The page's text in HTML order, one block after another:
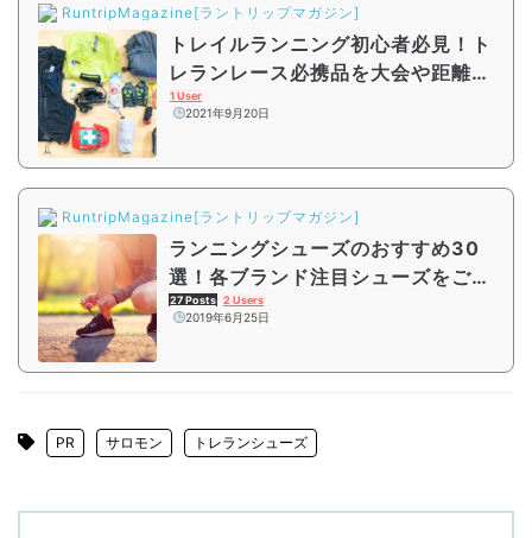
RuntripMagazine[ラントリップマガジン]
トレイルランニング初心者必見！ト
レランレース必携品を大会や距離別
にご紹介
1 User
2021年9月20日
RuntripMagazine[ラントリップマガジン]
ランニングシューズのおすすめ30
選！各ブランド注目シューズをご紹
介
27 Posts 2 Users
2019年6月25日
PR サロモン トレランシューズ